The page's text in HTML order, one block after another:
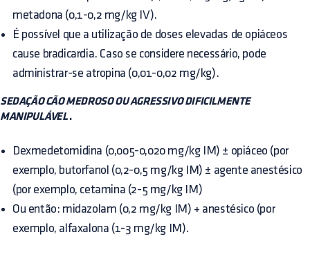
metadona (0,1-0,2 mg/kg IV).
É possível que a utilização de doses elevadas de opiáceos
cause bradicardia. Caso se considere necessário, pode
administrar-se atropina (0,01-0,02 mg/kg).
SEDAÇÃO CÃO MEDROSO OU AGRESSIVO DIFICILMENTE
MANIPULÁVEL.
Dexmedetomidina (0,005-0,020 mg/kg IM) ± opiáceo (por
exemplo, butorfanol (0,2-0,5 mg/kg IM) ± agente anestésico
(por exemplo, cetamina (2-5 mg/kg IM)
Ou então: midazolam (0,2 mg/kg IM) + anestésico (por
exemplo, alfaxalona (1-3 mg/kg IM).